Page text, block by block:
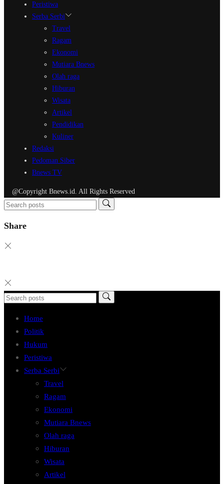
Peristiwa
Serba Serbi
Travel
Ragam
Ekonomi
Mutiara Bnews
Olah raga
Hiburan
Wisata
Artikel
Pendidikan
Kuliner
Redaksi
Pedoman Siber
Bnews TV
@Copyright Bnews.id. All Rights Reserved
Share
Home
Politik
Hukum
Peristiwa
Serba Serbi
Travel
Ragam
Ekonomi
Mutiara Bnews
Olah raga
Hiburan
Wisata
Artikel